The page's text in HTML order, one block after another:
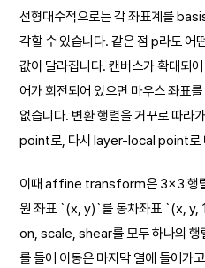
선형대수적으로는 각 좌표계를
각할 수 있습니다. 같은 점 p라도 어
값이 달라집니다. 캔버스가 확대되
어가 회전되어 있으면 마우스 좌표
없습니다. 변환 행렬을 거꾸로 따
point로, 다시 layer-local point로
이때 affine transform은 3×3 행렬
원 좌표 `(x, y)`를 동차좌표 `(x,
on, scale, shear를 모두 하나의 행
를 들어 이동은 마지막 열에 들어가